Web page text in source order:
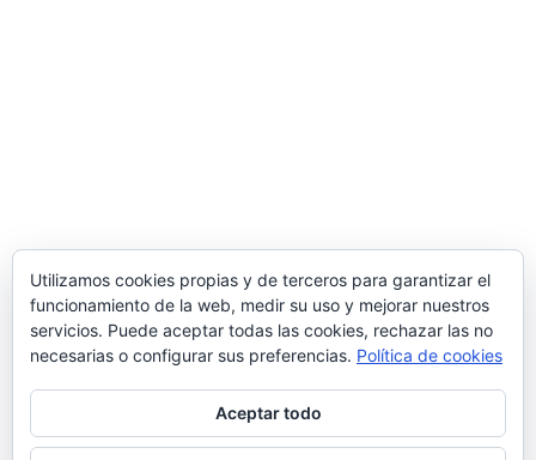
Utilizamos cookies propias y de terceros para garantizar el
funcionamiento de la web, medir su uso y mejorar nuestros
servicios. Puede aceptar todas las cookies, rechazar las no
necesarias o configurar sus preferencias. Política de cookies
Aceptar todo